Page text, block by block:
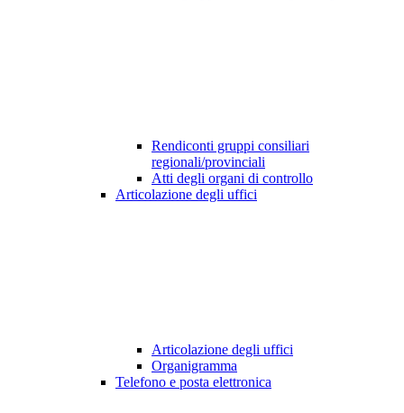
Rendiconti gruppi consiliari
regionali/provinciali
Atti degli organi di controllo
Articolazione degli uffici
Articolazione degli uffici
Organigramma
Telefono e posta elettronica